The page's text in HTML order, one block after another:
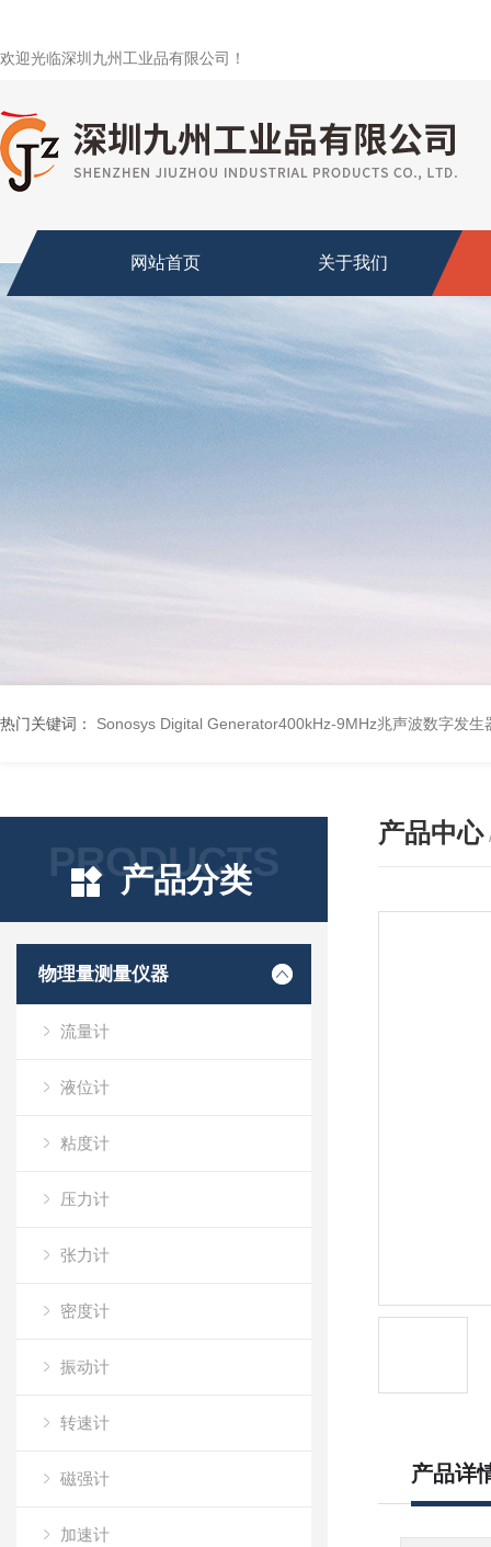
欢迎光临深圳九州工业品有限公司！
网站首页 关于我们
热门关键词： Sonosys Digital Generator400kHz-9MHz兆声波数字发生
PRODUCTS
产品分类
物理量测量仪器
流量计
液位计
粘度计
压力计
张力计
密度计
振动计
转速计
磁强计
加速计
产品中心
产品详